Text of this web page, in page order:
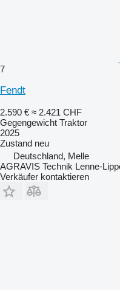
7
Fendt
2.590 € ≈ 2.421 CHF
Gegengewicht Traktor
2025
Zustand neu
Deutschland, Melle
AGRAVIS Technik Lenne-
Verkäufer kontaktieren